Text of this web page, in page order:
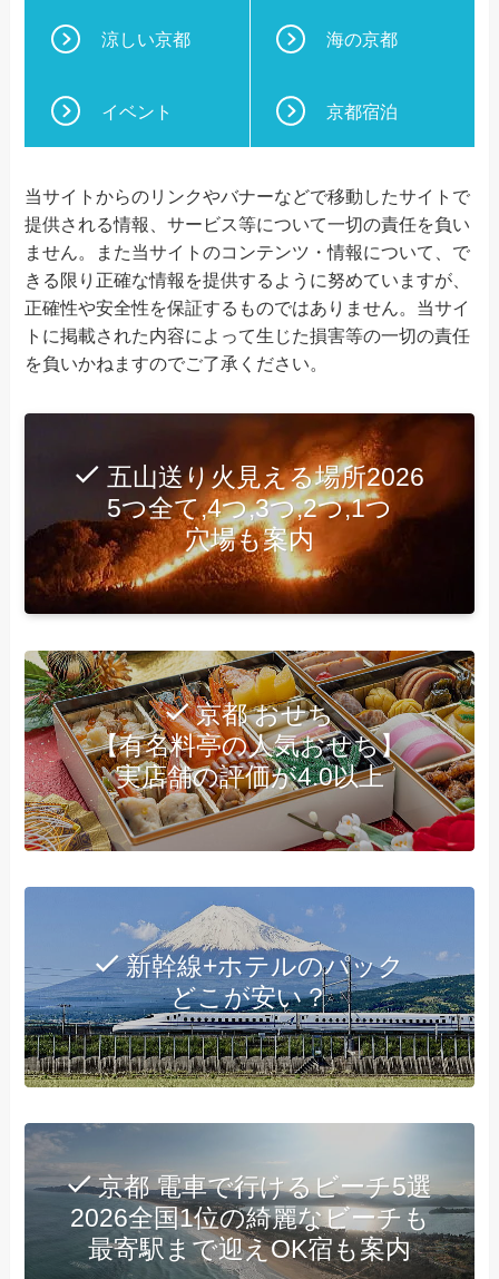
涼しい京都 海の京都
イベント 京都宿泊
当サイトからのリンクやバナーなどで移動したサイトで
提供される情報、サービス等について一切の責任を負い
ません。また当サイトのコンテンツ・情報について、で
きる限り正確な情報を提供するように努めていますが、
正確性や安全性を保証するものではありません。当サイ
トに掲載された内容によって生じた損害等の一切の責任
を負いかねますのでご了承ください。
五山送り火見える場所2026
5つ全て,4つ,3つ,2つ,1つ
穴場も案内
京都 おせち
【有名料亭の人気おせち】
実店舗の評価が4.0以上
新幹線+ホテルのパック
どこが安い？
京都 電車で行けるビーチ5選
2026全国1位の綺麗なビーチも
最寄駅まで迎えOK宿も案内